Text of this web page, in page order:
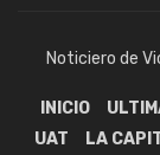
Noticiero de
INICIO
UAT
LA